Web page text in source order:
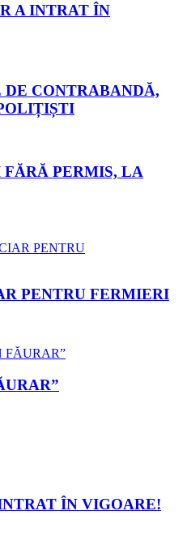
A INTRAT ÎN
CONTRABANDĂ,
FĂRĂ PERMIS, LA
PENTRU FERMIERI
ÎN VIGOARE!